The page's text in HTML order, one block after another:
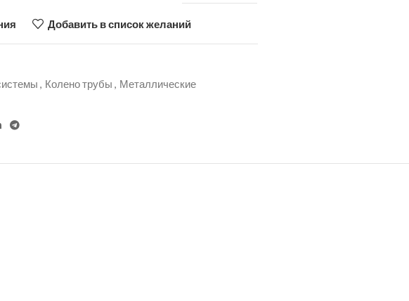
Добавить в список желаний
, Колено трубы , Металлические